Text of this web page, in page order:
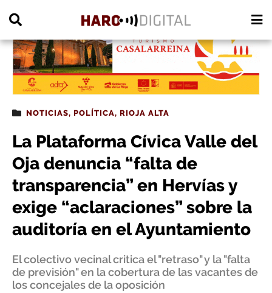
NOTICIAS, POLÍTICA, RIOJA ALTA
La Plataforma Cívica Valle del
Oja denuncia “falta de
transparencia” en Hervías y
exige “aclaraciones” sobre la
auditoría en el Ayuntamiento
El colectivo vecinal critica el "retraso" y la "falta
de previsión" en la cobertura de las vacantes de
los concejales de la oposición